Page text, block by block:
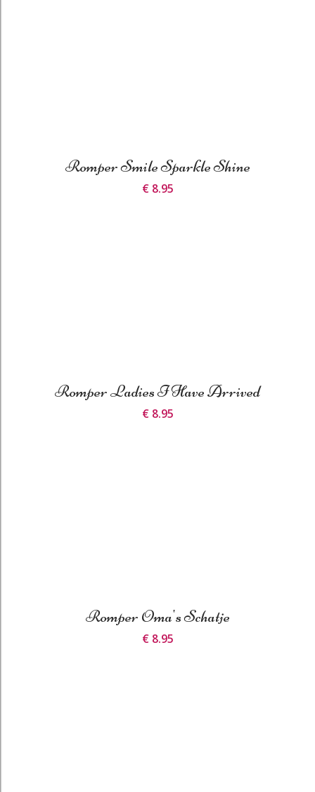
Romper Smile Sparkle Shine
€ 8.95
Romper Ladies I Have Arrived
€ 8.95
Romper Oma's Schatje
€ 8.95